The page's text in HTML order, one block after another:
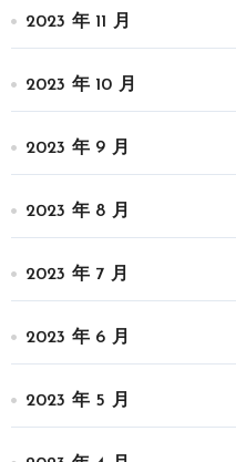
2023 年 11 月
2023 年 10 月
2023 年 9 月
2023 年 8 月
2023 年 7 月
2023 年 6 月
2023 年 5 月